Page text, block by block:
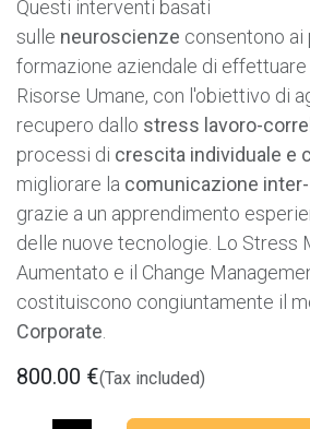
Questi interventi basati
sulle neuroscienze consentono
formazione aziendale di
Risorse Umane, con l'obiettivo di
recupero dallo stress lavoro-
processi di crescita individuale e
migliorare la comunicazione
grazie a un apprendimento
delle nuove tecnologie. Lo Stress
Aumentato e il Change
costituiscono congiuntamente il
Corporate
800.00 €(Tax included)